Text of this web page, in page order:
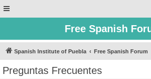
Free Spanish
Spanish Institute of Puebla Free Spanish Forum
Preguntas Frecuentes